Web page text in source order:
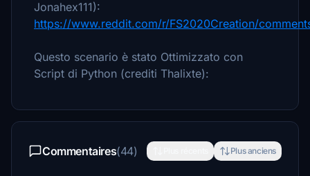
Jonahex111):
https://www.reddit.com/r/FS2020Creation/
Questo scenario è stato Ottimizzato con
Script di Python (crediti Thalixte):
Commentaires(44) Plus anciens